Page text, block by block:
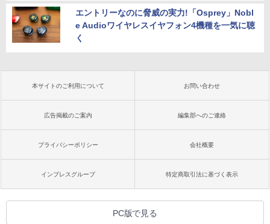
エントリーなのに脅威の実力!「Osprey」Nobl
e Audioワイヤレスイヤフォン4機種を一気に聴
く
本サイトのご利用について お問い合わせ
広告掲載のご案内 編集部へのご連絡
プライバシーポリシー 会社概要
インプレスグループ 特定商取引法に基づく表示
PC版で見る